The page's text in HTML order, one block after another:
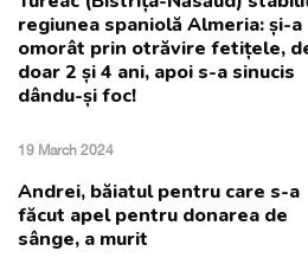
regiunea spaniolă Almeria: și-a
omorât prin otrăvire fetițele,
doar 2 și 4 ani, apoi s-a sinucis
dându-și foc!
19 March 2024
Andrei, băiatul pentru care s-a
făcut apel pentru donarea de
sânge, a murit